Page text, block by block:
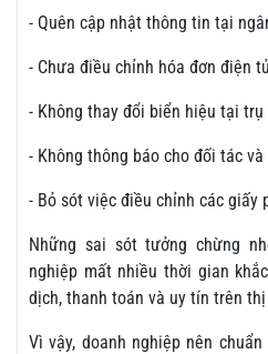
- Quên cập nhật thông tin tại
- Chưa điều chỉnh hóa đơn điện
- Không thay đổi biển hiệu tại trụ
- Không thông báo cho đối tác và
- Bỏ sót việc điều chỉnh các giấy
Những sai sót tưởng chừng
nghiệp mất nhiều thời gian
dịch, thanh toán và uy tín trên
Vì vậy, doanh nghiệp nên